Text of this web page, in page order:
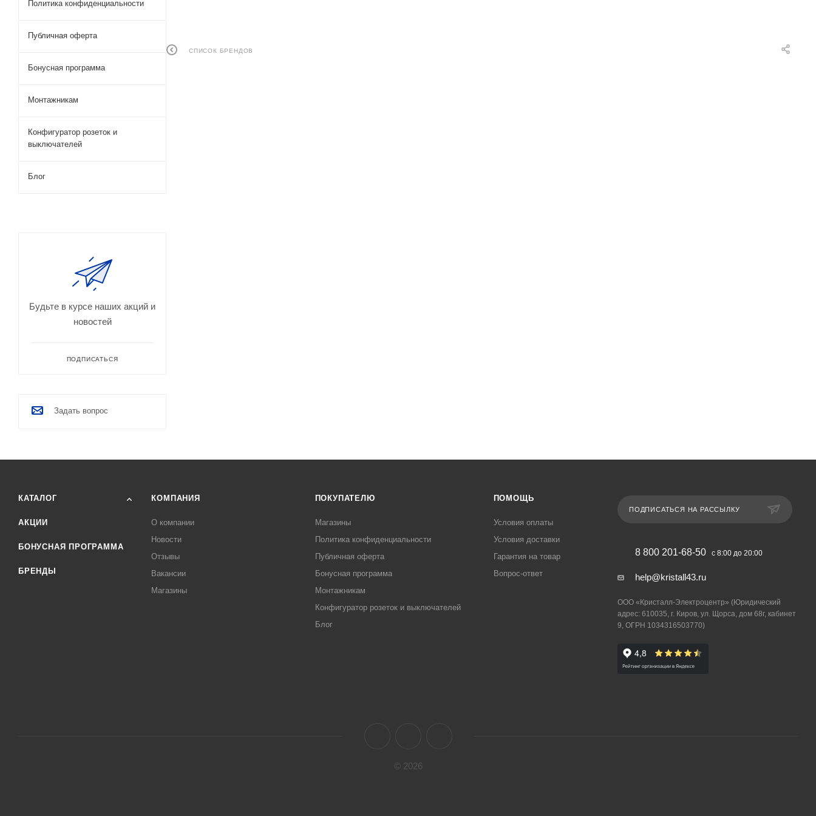
СПИСОК БРЕНДОВ
Политика конфиденциальности
Публичная оферта
Бонусная программа
Монтажникам
Конфигуратор розеток и
выключателей
Блог
Будьте в курсе наших акций и
новостей
ПОДПИСАТЬСЯ
Задать вопрос
КАТАЛОГ
АКЦИИ
БОНУСНАЯ ПРОГРАММА
БРЕНДЫ
КОМПАНИЯ
О компании
Новости
Отзывы
Вакансии
Магазины
ПОКУПАТЕЛЮ
Магазины
Политика конфиденциальности
Публичная оферта
Бонусная программа
Монтажникам
Конфигуратор розеток и выключателей
Блог
ПОМОЩЬ
Условия оплаты
Условия доставки
Гарантия на товар
Вопрос-ответ
ПОДПИСАТЬСЯ НА РАССЫЛКУ
8 800 201-68-50 с 8:00 до 20:00
help@kristall43.ru
ООО «Кристалл-Электроцентр» (Юридический
адрес: 610035, г. Киров, ул. Щорса, дом 68г, кабинет
9, ОГРН 1034316503770)
© 2026